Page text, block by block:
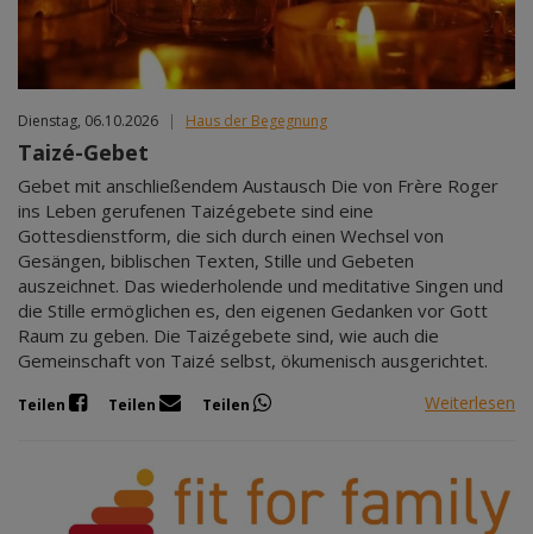
Dienstag, 06.10.2026 | Haus der Begegnung
Taizé-Gebet
Gebet mit anschließendem Austausch Die von Frère Roger
ins Leben gerufenen Taizégebete sind eine
Gottesdienstform, die sich durch einen Wechsel von
Gesängen, biblischen Texten, Stille und Gebeten
auszeichnet. Das wiederholende und meditative Singen und
die Stille ermöglichen es, den eigenen Gedanken vor Gott
Raum zu geben. Die Taizégebete sind, wie auch die
Gemeinschaft von Taizé selbst, ökumenisch ausgerichtet.
Teilen Teilen Teilen Weiterlesen